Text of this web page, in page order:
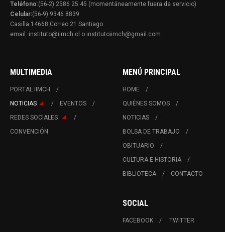
Teléfono:(56-2) 2586 25 45 (momentáneamente fuera de servicio)
Celular:(56-9) 9346 8839
Casilla 14668 Correo 21 Santiago
email: instituto@iimch.cl o institutoiimch@gmail.com
MULTIMEDIA
PORTAL IIMCH
NOTICIAS
EVENTOS
REDES SOCIALES
CONVENCIÓN
MENÚ PRINCIPAL
HOME
QUIÉNES SOMOS
NOTICIAS
BOLSA DE TRABAJO
OBITUARIO
CULTURA E HISTORIA
BIBLIOTECA
CONTACTO
SOCIAL
FACEBOOK TWITTER